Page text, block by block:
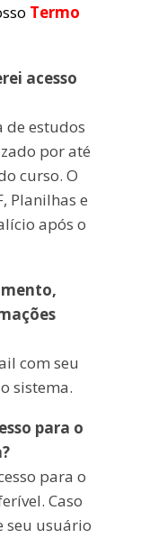
Termo
acesso
de estudos
por até
curso. O
Planilhas e
após o
com seu
sistema.
para o
para o
Caso
seu usuário